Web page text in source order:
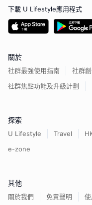
下載 U Lifestyle應用程式
關於
社群最強使用指南
社群
社群焦點功能及升級計劃
探索
U Lifestyle Travel
e-zone
其他
關於我們 免責聲明